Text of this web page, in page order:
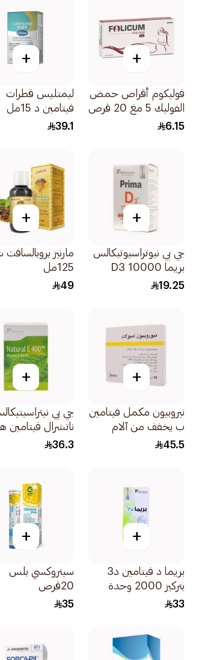
+
فوليكوم أقراص حمض
الفوليك 5 مغ 20 قرص
6.15
+
ليمتليس قطرات
فيتامين د 15مل
39.1
+
جي بي نيوتراسيوتيكالس
بريما D3 10000
وحدة دولية 30كبسولة
19.25
+
مارنيز
125مل
49
+
نيروبيون مكمل فيتامين
ب يخفف من آلام
الأعصاب 10 أمبولات
45.5
+
جي بي
ناتشرال فيتامين
36.3
+
بريما د فيتامين د3
بتركيز 2000 وحدة
دولية 60 كبسولة
33
+
سيتروكسي بلس
20قرص
35